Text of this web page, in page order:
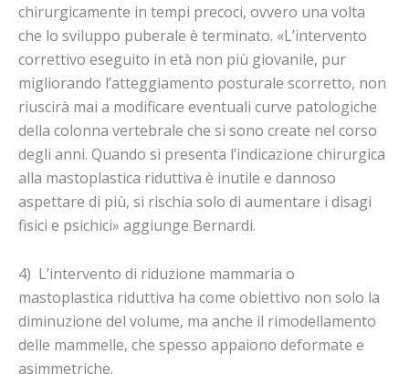
chirurgicamente in tempi precoci, ovvero una volta
che lo sviluppo puberale è terminato. «L’intervento
correttivo eseguito in età non più giovanile, pur
migliorando l’atteggiamento posturale scorretto, non
riuscirà mai a modificare eventuali curve patologiche
della colonna vertebrale che si sono create nel corso
degli anni. Quando si presenta l’indicazione chirurgica
alla mastoplastica riduttiva è inutile e dannoso
aspettare di più, si rischia solo di aumentare i disagi
fisici e psichici» aggiunge Bernardi.
4) L’intervento di riduzione mammaria o
mastoplastica riduttiva ha come obiettivo non solo la
diminuzione del volume, ma anche il rimodellamento
delle mammelle, che spesso appaiono deformate e
asimmetriche.